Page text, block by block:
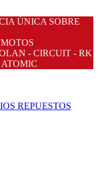
ÚNICA SOBRE
- CIRCUIT - RK
REPUESTOS